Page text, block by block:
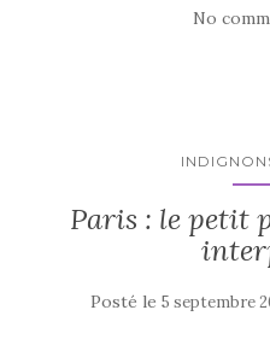
No
Paris : le petit
Posté le 5 septembre